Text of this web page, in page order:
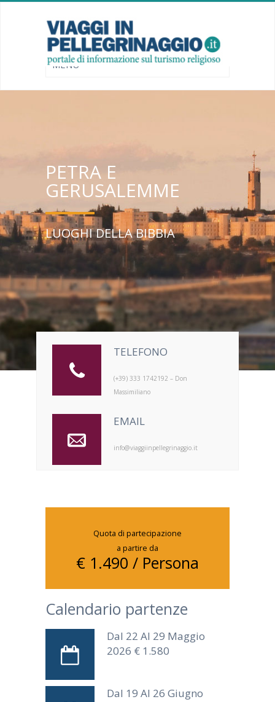
PETRA E
GERUSALEMME
LUOGHI DELLA BIBBIA
TELEFONO
(+39) 333 1742192 – Don
Massimiliano
EMAIL
info@viaggiinpellegrinaggio.it
Quota di partecipazione
a partire da
€ 1.490 / Persona
Calendario partenze
Dal 22 Al 29 Maggio
2026 € 1.580
Dal 19 Al 26 Giugno